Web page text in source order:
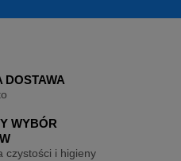
DOSTAWA
WYBÓR
czystości i higieny